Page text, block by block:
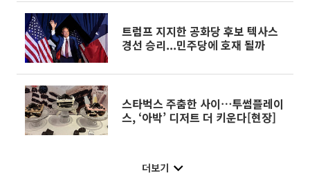
트럼프 지지한 공화당 후보 텍사스
경선 승리...민주당에 호재 될까
스타벅스 주춤한 사이⋯투썸플레이
스, ‘아박’ 디저트 더 키운다[현장]
더보기